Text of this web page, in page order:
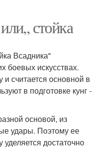
стойка
Всадника"
боевых искусствах.
считается основной в
в подготовке кунг -
основой, из
удары. Поэтому ее
достаточно